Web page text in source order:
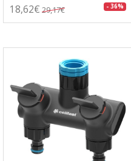
18,62€ 29,17€ - 36%